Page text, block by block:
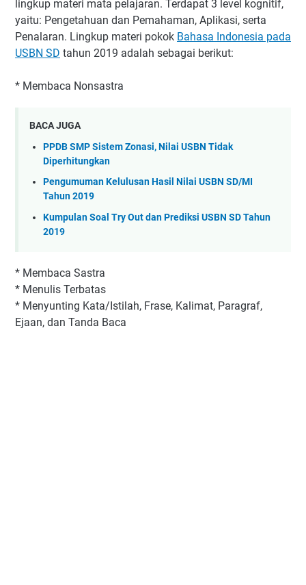
lingkup materi mata pelajaran. Terdapat 3 level kognitif,
yaitu: Pengetahuan dan Pemahaman, Aplikasi, serta
Penalaran. Lingkup materi pokok Bahasa Indonesia pada
USBN SD tahun 2019 adalah sebagai berikut:
* Membaca Nonsastra
BACA JUGA
PPDB SMP Sistem Zonasi, Nilai USBN Tidak
Diperhitungkan
Pengumuman Kelulusan Hasil Nilai USBN SD/MI
Tahun 2019
Kumpulan Soal Try Out dan Prediksi USBN SD Tahun
2019
* Membaca Sastra
* Menulis Terbatas
* Menyunting Kata/Istilah, Frase, Kalimat, Paragraf,
Ejaan, dan Tanda Baca